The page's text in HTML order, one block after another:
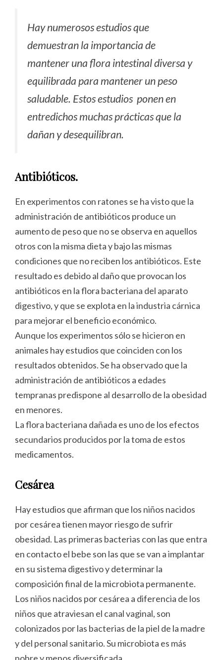
Hay numerosos estudios que
demuestran la importancia de
mantener una flora intestinal diversa y
equilibrada para mantener un peso
saludable. Estos estudios ponen en
entredichos muchas prácticas que la
dañan y desequilibran.
Antibióticos.
En experimentos con ratones se ha visto que la
administración de antibióticos produce un
aumento de peso que no se observa en aquellos
otros con la misma dieta y bajo las mismas
condiciones que no reciben los antibióticos. Este
resultado es debido al daño que provocan los
antibióticos en la flora bacteriana del aparato
digestivo, y que se explota en la industria cárnica
para mejorar el beneficio económico.
Aunque los experimentos sólo se hicieron en
animales hay estudios que coinciden con los
resultados obtenidos. Se ha observado que la
administración de antibióticos a edades
tempranas predispone al desarrollo de la obesidad
en menores.
La flora bacteriana dañada es uno de los efectos
secundarios producidos por la toma de estos
medicamentos.
Cesárea
Hay estudios que afirman que los niños nacidos
por cesárea tienen mayor riesgo de sufrir
obesidad. Las primeras bacterias con las que entra
en contacto el bebe son las que se van a implantar
en su sistema digestivo y determinar la
composición final de la microbiota permanente.
Los niños nacidos por cesárea a diferencia de los
niños que atraviesan el canal vaginal, son
colonizados por las bacterias de la piel de la madre
y del personal sanitario. Su microbiota es más